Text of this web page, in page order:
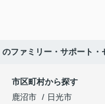
のファミリー・サポート
市区町村から探す
鹿沼市
日光市